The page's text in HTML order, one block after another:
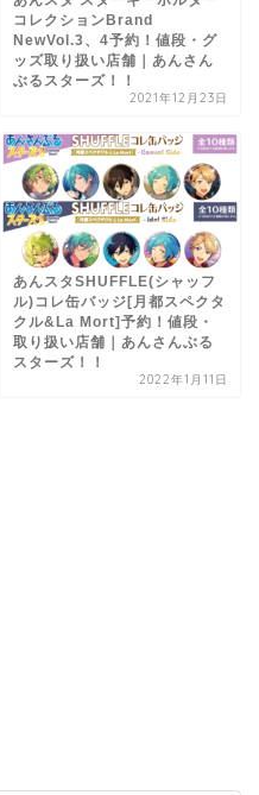
コレクションBrand
NewVol.3、4予約！値段・グ
ッズ取り扱い店舗｜あんさん
ぶるスターズ！！
2021年12月23日
あんスタSHUFFLE(シャッフ
ル)コレ缶バッジ[月都スペクタ
クル&La Mort]予約！値段・
取り扱い店舗｜あんさんぶる
スターズ！！
2022年1月11日